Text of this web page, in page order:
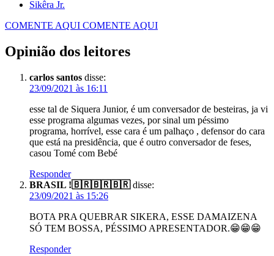
Sikêra Jr.
COMENTE AQUI COMENTE AQUI
Opinião dos leitores
carlos santos disse:
23/09/2021 às 16:11
esse tal de Siquera Junior, é um conversador de besteiras, ja vi
esse programa algumas vezes, por sinal um péssimo
programa, horrível, esse cara é um palhaço , defensor do cara
que está na presidência, que é outro conversador de feses,
casou Tomé com Bebé
Responder
BRASIL !🇧🇷🇧🇷🇧🇷 disse:
23/09/2021 às 15:26
BOTA PRA QUEBRAR SIKERA, ESSE DAMAIZENA
SÓ TEM BOSSA, PÉSSIMO APRESENTADOR.😁😁😁
Responder